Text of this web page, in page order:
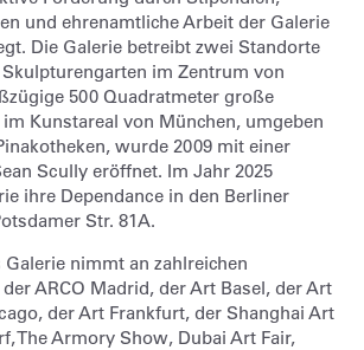
und ehrenamtliche Arbeit der Galerie
Die Galerie betreibt zwei Standorte
im Zentrum von
500 Quadratmeter große
Kunstareal von München, umgeben
wurde 2009 mit einer
Scully eröffnet. Im Jahr 2025
ihre Dependance in den Berliner
Str. 81A.
nimmt an zahlreichen
ARCO Madrid, der Art Basel, der Art
der Art Frankfurt, der Shanghai Art
The Armory Show, Dubai Art Fair,